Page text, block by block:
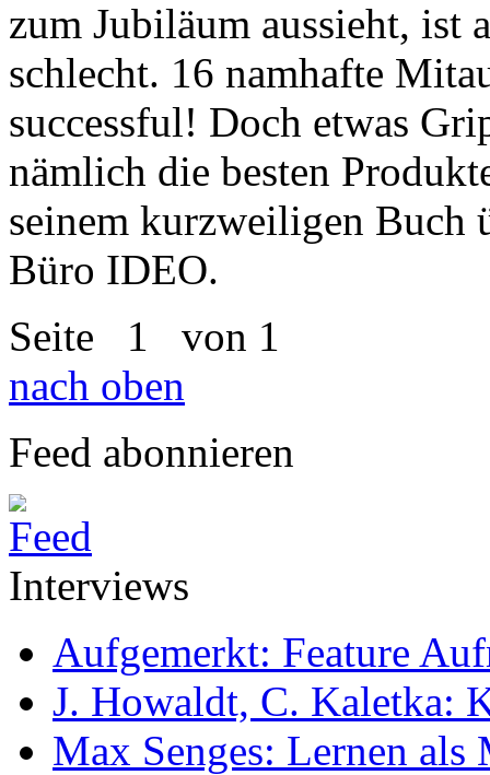
zum Jubiläum aussieht, ist
schlecht. 16 namhafte
successful! Doch etwas
nämlich die besten
seinem kurzweiligen Buch
Büro IDEO.
Seite 1 von 1
nach oben
Feed abonnieren
Interviews
Aufgemerkt: Feature
J. Howaldt, C. Kaletka:
Max Senges: Lernen als